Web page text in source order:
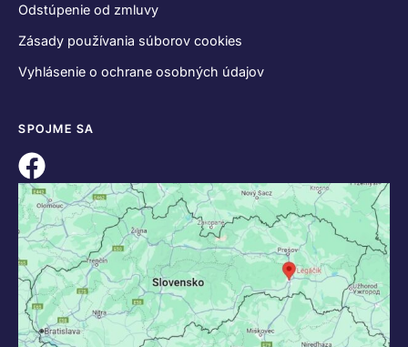
Odstúpenie od zmluvy
Zásady používania súborov cookies
Vyhlásenie o ochrane osobných údajov
SPOJME SA